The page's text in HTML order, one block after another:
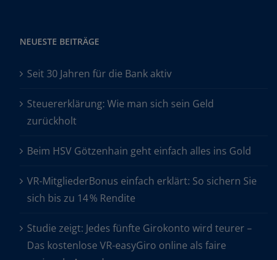
NEUESTE BEITRÄGE
Seit 30 Jahren für die Bank aktiv
Steuererklärung: Wie man sich sein Geld
zurückholt
Beim HSV Götzenhain geht einfach alles ins Gold
VR-MitgliederBonus einfach erklärt: So sichern Sie
sich bis zu 14 % Rendite
Studie zeigt: Jedes fünfte Girokonto wird teurer –
Das kostenlose VR-easyGiro online als faire